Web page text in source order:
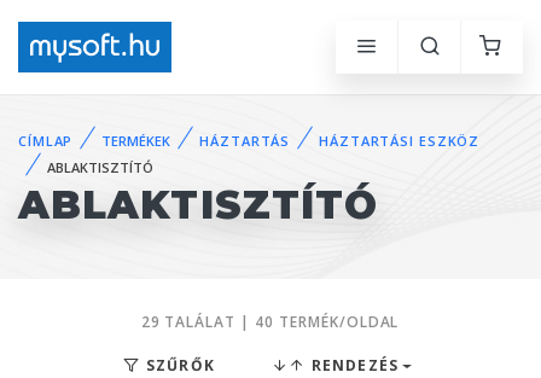
CÍMLAP TERMÉKEK HÁZTARTÁS
HÁZTARTÁSI ESZKÖZ
ABLAKTISZTÍTÓ
ABLAKTISZTÍTÓ
29 TALÁLAT | 40 TERMÉK/OLDAL
SZŰRŐK RENDEZÉS